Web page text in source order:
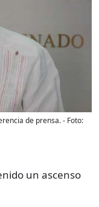
de prensa.- Foto:
un ascenso